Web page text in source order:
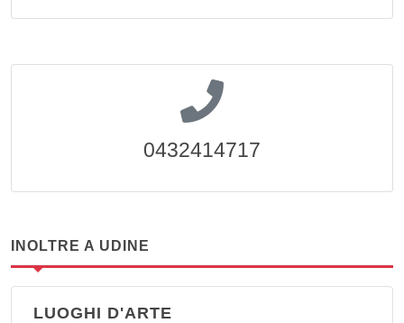
0432414717
INOLTRE A UDINE
LUOGHI D'ARTE